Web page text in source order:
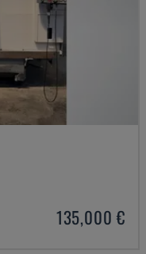
135,000 €